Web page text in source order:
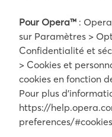
Pour Opera™ :
sur Paramètres >
Confidentialité et
> Cookies et
cookies en fonction
Pour plus
https://
preferences/#cookies